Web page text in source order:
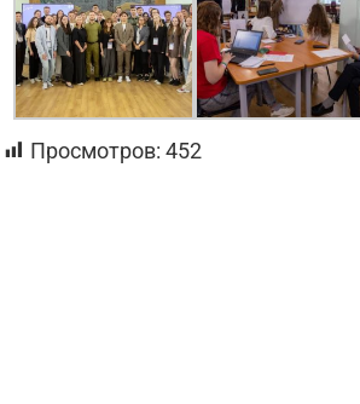
Просмотров: 452